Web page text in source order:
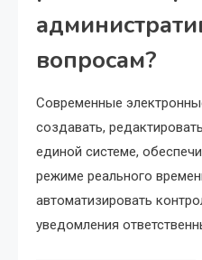
вопросам?
Современные
создавать,
единой системе,
режиме реального
автоматизировать
уведомления